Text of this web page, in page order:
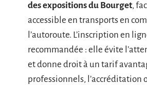
des expositions du Bourget,
accessible en transports en
l’autoroute. L’inscription en
recommandée : elle évite
et donne droit à un tarif
professionnels, l’accréditation